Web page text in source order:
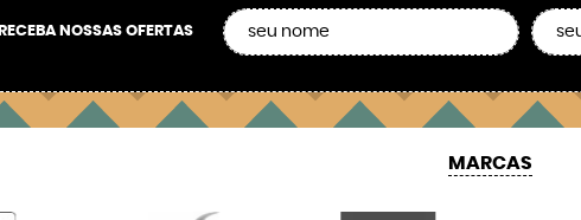
RECEBA NOSSAS OFERTAS
MARCAS